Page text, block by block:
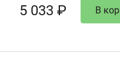
5 033 ₽ В